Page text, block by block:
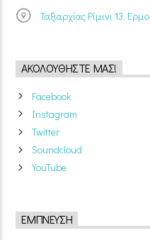
Ταξιαρχίας Ρίμινι 13,
ΑΚΟΛΟΥΘΉΣΤΕ ΜΑΣ!
Facebook
Instagram
Twitter
Soundcloud
YouTube
ΈΜΠΝΕΥΣΗ